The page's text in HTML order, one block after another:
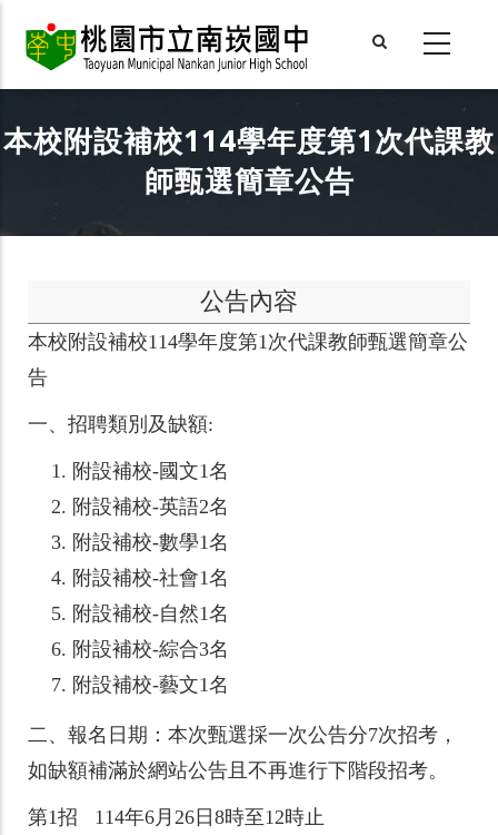
本校附設補校114學年度第1次代課教
師甄選簡章公告
公告內容
本校附設補校114學年度第1次代課教師甄選簡章公
告
一、招聘類別及缺額:
附設補校-國文1名
附設補校-英語2名
附設補校-數學1名
附設補校-社會1名
附設補校-自然1名
附設補校-綜合3名
附設補校-藝文1名
二、報名日期：本次甄選採一次公告分7次招考，
如缺額補滿於網站公告且不再進行下階段招考。
第1招 114年6月26日8時至12時止